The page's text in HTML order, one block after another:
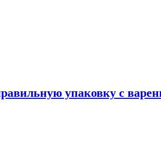
упаковку с